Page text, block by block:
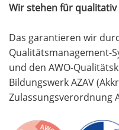
Wir stehen für
Das garantieren wir
Qualitätsmanagement-
und den AWO-
Bildungswerk AZAV
Zulassungsverordnung